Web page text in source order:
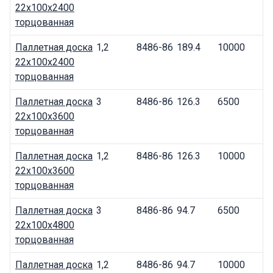
22x100x2400
торцованная
Паллетная доска
22x100x2400
торцованная
1,2 8486-86 189.4 10000
Паллетная доска
22x100x3600
торцованная
3 8486-86 126.3 6500
Паллетная доска
22x100x3600
торцованная
1,2 8486-86 126.3 10000
Паллетная доска
22x100x4800
торцованная
3 8486-86 94.7 6500
Паллетная доска 1,2 8486-86 94.7 10000